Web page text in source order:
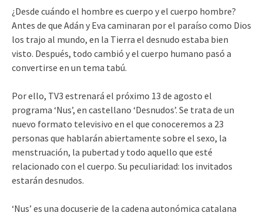
¿Desde cuándo el hombre es cuerpo y el cuerpo hombre?
Antes de que Adán y Eva caminaran por el paraíso como Dios
los trajo al mundo, en la Tierra el desnudo estaba bien
visto. Después, todo cambió y el cuerpo humano pasó a
convertirse en un tema tabú.
Por ello, TV3 estrenará el próximo 13 de agosto el
programa ‘Nus’, en castellano ‘Desnudos’. Se trata de un
nuevo formato televisivo en el que conoceremos a 23
personas que hablarán abiertamente sobre el sexo, la
menstruación, la pubertad y todo aquello que esté
relacionado con el cuerpo. Su peculiaridad: los invitados
estarán desnudos.
‘Nus’ es una docuserie de la cadena autonómica catalana